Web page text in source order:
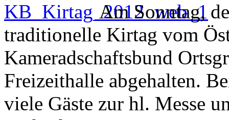
Am Sonntag,
traditionelle Kirtag vom
Kameradschaftsbund
Freizeithalle abgehalten.
viele Gäste zur hl. Messe